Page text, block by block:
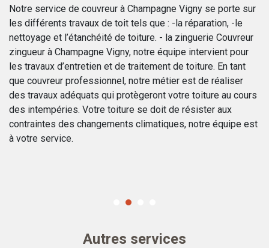
Notre service de couvreur à Champagne Vigny se porte sur
les différents travaux de toit tels que : -la réparation, -le
nettoyage et l’étanchéité de toiture. - la zinguerie Couvreur
zingueur à Champagne Vigny, notre équipe intervient pour
les travaux d’entretien et de traitement de toiture. En tant
que couvreur professionnel, notre métier est de réaliser
des travaux adéquats qui protègeront votre toiture au cours
des intempéries. Votre toiture se doit de résister aux
contraintes des changements climatiques, notre équipe est
à votre service.
Autres services